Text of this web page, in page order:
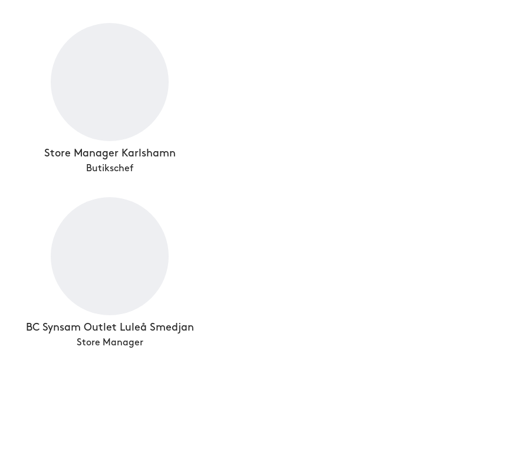
Store Manager Karlshamn
Butikschef
BC Synsam Outlet Luleå Smedjan
Store Manager